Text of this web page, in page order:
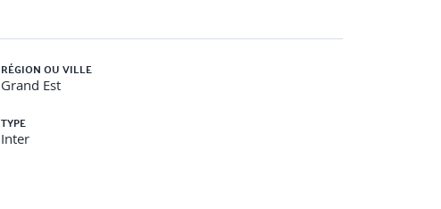
RÉGION OU VILLE
Grand Est
TYPE
Inter